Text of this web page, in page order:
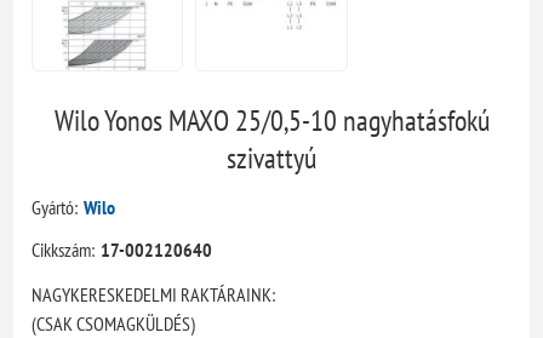
Wilo Yonos MAXO 25/0,5-10 nagyhatásfokú
szivattyú
Gyártó: Wilo
Cikkszám: 17-002120640
NAGYKERESKEDELMI RAKTÁRAINK:
(CSAK CSOMAGKÜLDÉS)